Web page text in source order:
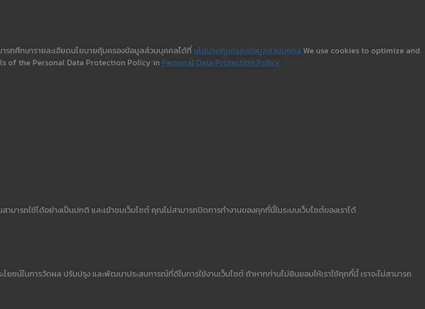
ารถศึกษารายละเอียดนโยบายคุ้มครองข้อมูลส่วนบุคคลได้ที่ นโยบายคุ้มครองข้อมูลส่วนบุคคล We use cookies to optimize and
of the Personal Data Protection Policy in Personal Data Protection Policy
มารถใช้ได้อย่างเป็นปกติ และเข้าชมเว็บไซต์ คุณไม่สามารถปิดการทำงานของคุกกี้นี้ในระบบเว็บไซต์ของเราได้
ยชน์ในการวัดผล ปรับปรุง และพัฒนาประสบการณ์ที่ดีในการใช้งานเว็บไซต์ ถ้าหากท่านไม่ยินยอมให้เราใช้คุกกี้นี้ เราจะไม่สามารถ